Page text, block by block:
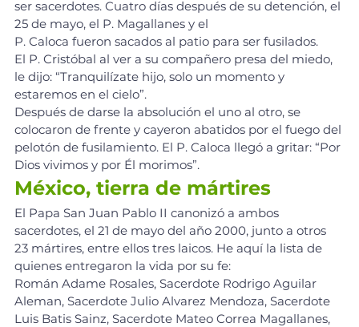
ser sacerdotes. Cuatro días después de su detención, el
25 de mayo, el P. Magallanes y el
P. Caloca fueron sacados al patio para ser fusilados.
El P. Cristóbal al ver a su compañero presa del miedo,
le dijo: “Tranquilízate hijo, solo un momento y
estaremos en el cielo”.
Después de darse la absolución el uno al otro, se
colocaron de frente y cayeron abatidos por el fuego del
pelotón de fusilamiento. El P. Caloca llegó a gritar: “Por
Dios vivimos y por Él morimos”.
México, tierra de mártires
El Papa San Juan Pablo II canonizó a ambos
sacerdotes, el 21 de mayo del año 2000, junto a otros
23 mártires, entre ellos tres laicos. He aquí la lista de
quienes entregaron la vida por su fe:
Román Adame Rosales, Sacerdote Rodrigo Aguilar
Aleman, Sacerdote Julio Alvarez Mendoza, Sacerdote
Luis Batis Sainz, Sacerdote Mateo Correa Magallanes,